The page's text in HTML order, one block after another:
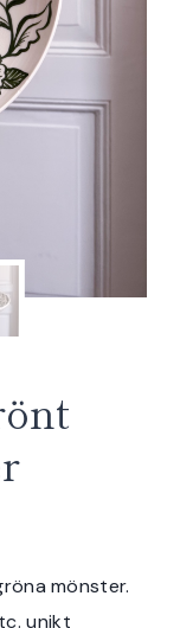
mönster.
unikt